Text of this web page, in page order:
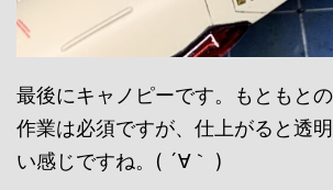
最後にキャノピーです。もともと
作業は必須ですが、仕上がると透
い感じですね。( ´∀｀ )